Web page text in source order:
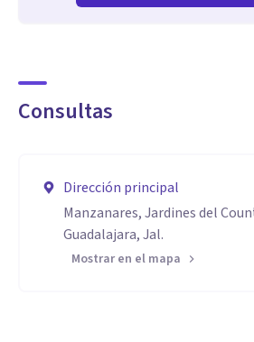
Consultas
Dirección principal
Manzanares, Jardines del
Guadalajara, Jal.
Mostrar en el mapa